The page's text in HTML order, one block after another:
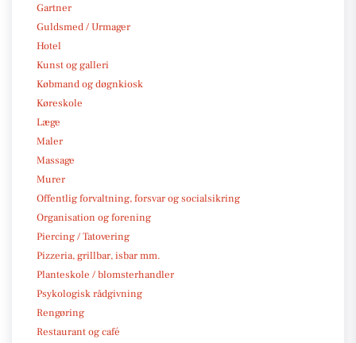
Gartner
Guldsmed / Urmager
Hotel
Kunst og galleri
Købmand og døgnkiosk
Køreskole
Læge
Maler
Massage
Murer
Offentlig forvaltning, forsvar og socialsikring
Organisation og forening
Piercing / Tatovering
Pizzeria, grillbar, isbar mm.
Planteskole / blomsterhandler
Psykologisk rådgivning
Rengøring
Restaurant og café